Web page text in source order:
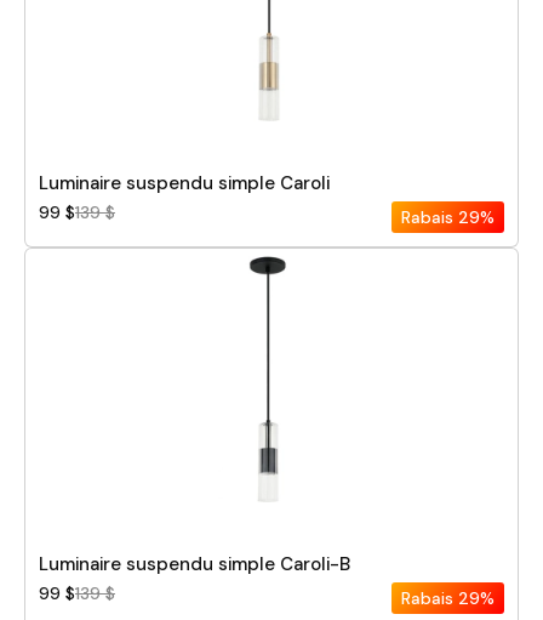
Luminaire suspendu simple Caroli
99 $139 $ Rabais 29%
Luminaire suspendu simple Caroli-B
99 $139 $ Rabais 29%